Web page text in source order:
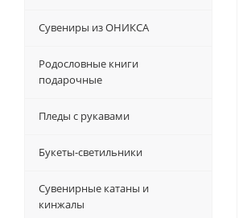
Сувениры из ОНИКСА
Родословные книги
подарочные
Пледы с рукавами
Букеты-светильники
Сувенирные катаны и
кинжалы